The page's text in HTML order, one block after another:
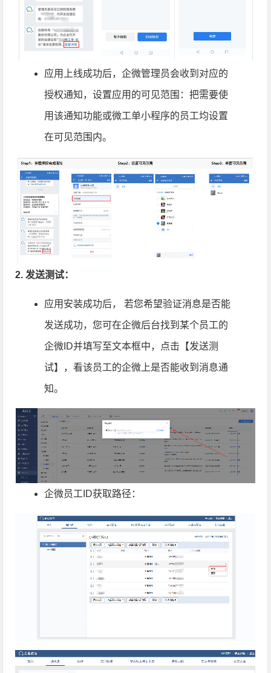
应用上线成功后，企微管理员会收到对应的
授权通知，设置应用的可见范围：把需要使
用该通知功能或微工单小程序的员工均设置
在可见范围内。
2. 发送测试：
应用安装成功后， 若您希望验证消息是否能
发送成功，您可在企微后台找到某个员工的
企微ID并填写至文本框中，点击【发送测
试】，看该员工的企微上是否能收到消息通
知。
企微员工ID获取路径：